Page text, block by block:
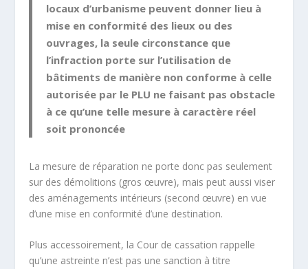
locaux d’urbanisme peuvent donner lieu à
mise en conformité des lieux ou des
ouvrages, la seule circonstance que
l’infraction porte sur l’utilisation de
bâtiments de manière non conforme à celle
autorisée par le PLU ne faisant pas obstacle
à ce qu’une telle mesure à caractère réel
soit prononcée
La mesure de réparation ne porte donc pas seulement
sur des démolitions (gros œuvre), mais peut aussi viser
des aménagements intérieurs (second œuvre) en vue
d’une mise en conformité d’une destination.
Plus accessoirement, la Cour de cassation rappelle
qu’une astreinte n’est pas une sanction à titre